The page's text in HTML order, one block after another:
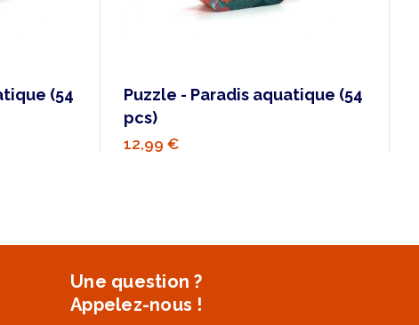
(54
Puzzle - Paradis aquatique (54
pcs)
12,99 €
Une question ?
Appelez-nous !